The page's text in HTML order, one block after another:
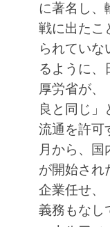
に著名し、
戦に出たこ
られていな
るように、
厚労省が、
良と同じ」
流通を許可
月から、
が開始され
企業任せ、
義務もなし